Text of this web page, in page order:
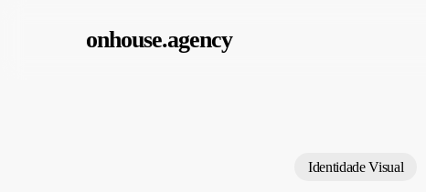
onhouse.agency
Identidade Visual